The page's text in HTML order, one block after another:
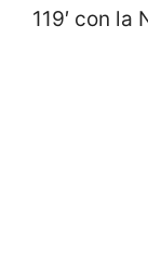
119′ con la